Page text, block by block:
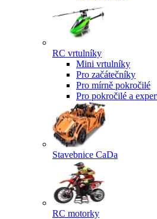
RC vrtulníky
Mini vrtulníky
Pro začátečníky
Pro mírně pokročilé
Pro pokročilé a
Stavebnice CaDa
RC motorky